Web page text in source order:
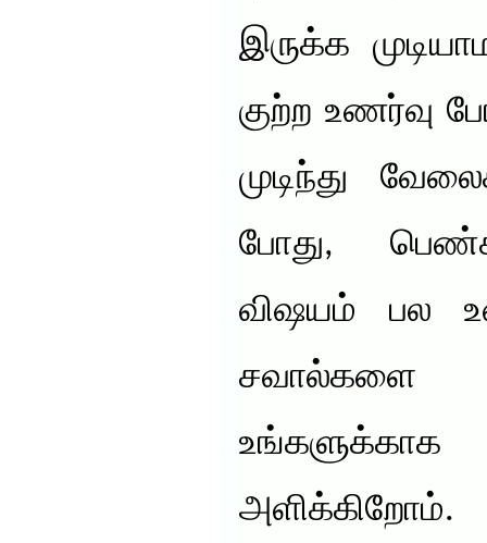
இருக்க
குற்ற உணர்வு
முடிந்து
போது,
விஷயம் பல
சவால்களை
உங்களுக்காக
அளிக்கிறோம்.